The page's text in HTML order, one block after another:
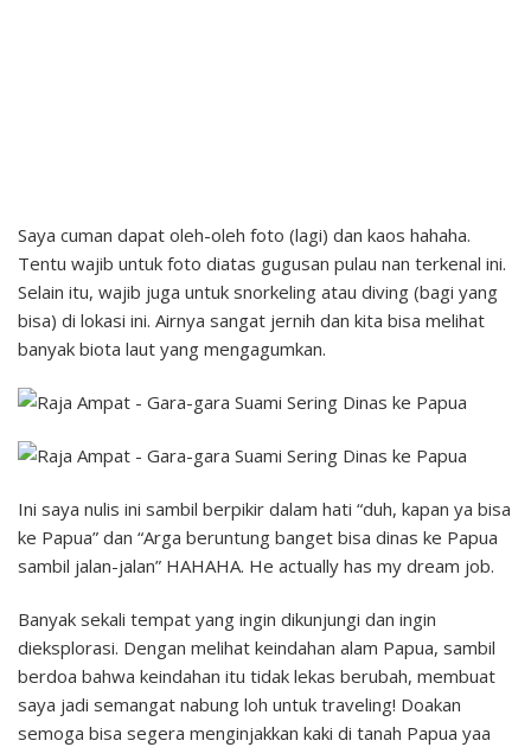
Saya cuman dapat oleh-oleh foto (lagi) dan kaos hahaha.
Tentu wajib untuk foto diatas gugusan pulau nan terkenal ini.
Selain itu, wajib juga untuk snorkeling atau diving (bagi yang
bisa) di lokasi ini. Airnya sangat jernih dan kita bisa melihat
banyak biota laut yang mengagumkan.
Ini saya nulis ini sambil berpikir dalam hati “duh, kapan ya bisa
ke Papua” dan “Arga beruntung banget bisa dinas ke Papua
sambil jalan-jalan” HAHAHA. He actually has my dream job.
Banyak sekali tempat yang ingin dikunjungi dan ingin
dieksplorasi. Dengan melihat keindahan alam Papua, sambil
berdoa bahwa keindahan itu tidak lekas berubah, membuat
saya jadi semangat nabung loh untuk traveling! Doakan
semoga bisa segera menginjakkan kaki di tanah Papua yaa